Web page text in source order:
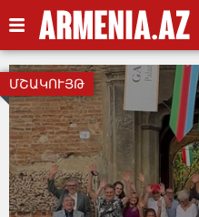
ՄՇԱԿՈՒՅԹ